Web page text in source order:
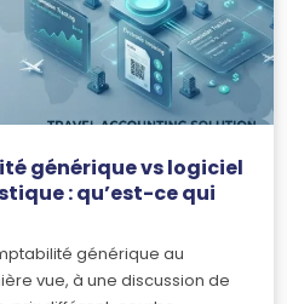
générique vs logiciel
: qu’est-ce qui
générique au
vue, à une discussion de